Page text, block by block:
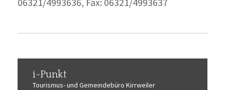
i-Punkt
Tourismus-und Gemeindebüro Kirrweiler